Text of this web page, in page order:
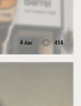
4 Авг 414